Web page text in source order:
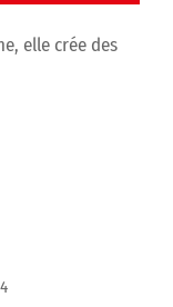
elle crée des